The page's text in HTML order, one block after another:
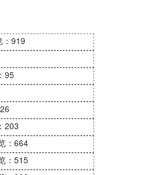
：919
95
203
：664
：515